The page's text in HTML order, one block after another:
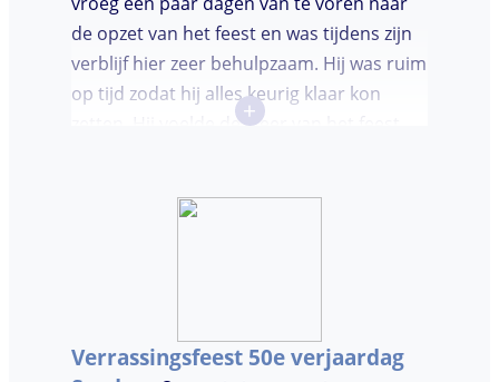
de opzet van het feest en was tijdens zijn
verblijf hier zeer behulpzaam. Hij was ruim
op tijd zodat hij alles keurig klaar kon
zetten. Hij voelde de sfeer van het feest
doorpraatte. Het was heel leuk dat er
+
Verrassingsfeest 50e verjaardag